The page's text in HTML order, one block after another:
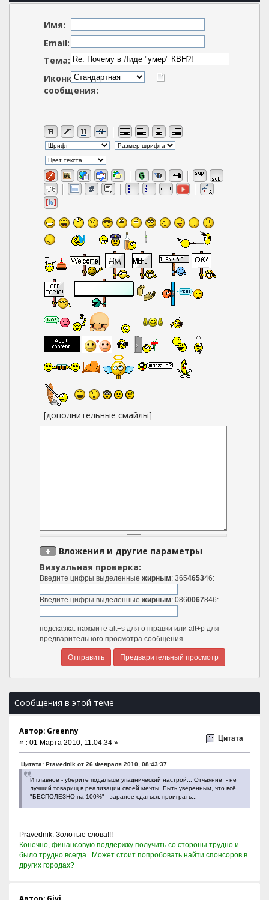
Имя:
Email:
Тема:
Иконка
сообщения:
[дополнительные смайлы]
Вложения и другие параметры
Визуальная проверка:
Введите цифры выделенныежирным: 365465346:
Введите цифры выделенныежирным: 0860067846:
подсказка: нажмите alt+s для отправки или alt+p для
предварительного просмотра сообщения
Сообщения в этой теме
Автор: Greenny
« : 01 Марта 2010, 11:04:34 »
Цитата
Цитата: Pravednik от 26 Февраля 2010, 08:43:37
И главное - уберите подальше упаднический настрой... Отчаяние - не
лучший товарищ в реализации своей мечты. Быть уверенным, что всё
"БЕСПОЛЕЗНО на 100%" - заранее сдаться, проиграть...
Pravednik: Золотые слова!!!
Конечно, финансовую поддержку получить со стороны трудно и
было трудно всегда. Может стоит попробовать найти спонсоров в
других городах?